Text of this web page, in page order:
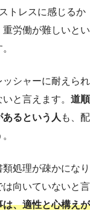
トレスに感じるか
労働が難しいとい
シャーに耐えられ
と言えます。 道順
るという人 も、配
処理が疎かになり
向いていないと言
、適性と心構えが